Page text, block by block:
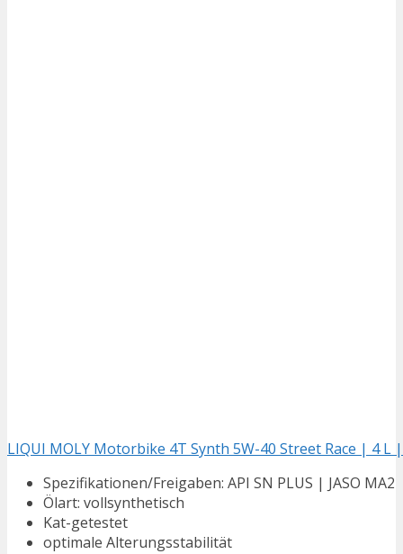
LIQUI MOLY Motorbike 4T Synth 5W-40 Street Race | 4 L
Spezifikationen/Freigaben: API SN PLUS | JASO MA2
Ölart: vollsynthetisch
Kat-getestet
optimale Alterungsstabilität